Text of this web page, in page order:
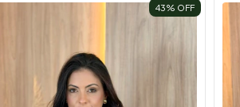
43% OFF